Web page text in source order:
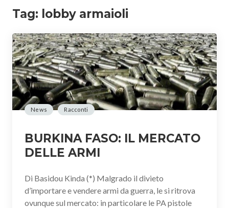
Tag: lobby armaioli
News Racconti
BURKINA FASO: IL MERCATO
DELLE ARMI
Di Basidou Kinda (*) Malgrado il divieto
d’importare e vendere armi da guerra, le si ritrova
ovunque sul mercato: in particolare le PA pistole